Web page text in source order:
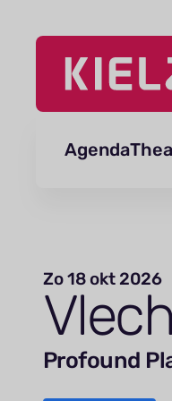
Navigatie
Agenda
Zo 18 okt 2026
Profound